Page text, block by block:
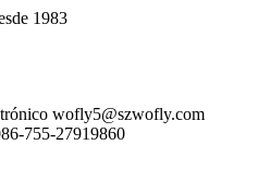
1983
wofly5@szwofly.com
755-27919860